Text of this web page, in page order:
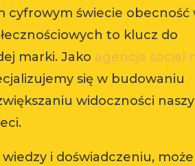
cyfrowym świecie obecność
to klucz do
marki. Jako agencja social
się w budowaniu
widoczności
wiedzy i doświadczeniu,